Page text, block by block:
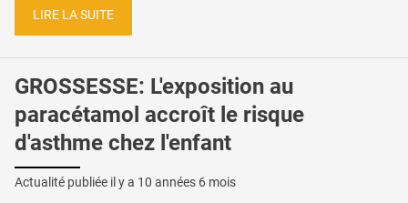
LIRE LA SUITE
GROSSESSE: L'exposition au
paracétamol accroît le risque
d'asthme chez l'enfant
Actualité publiée il y a 10 années 6 mois